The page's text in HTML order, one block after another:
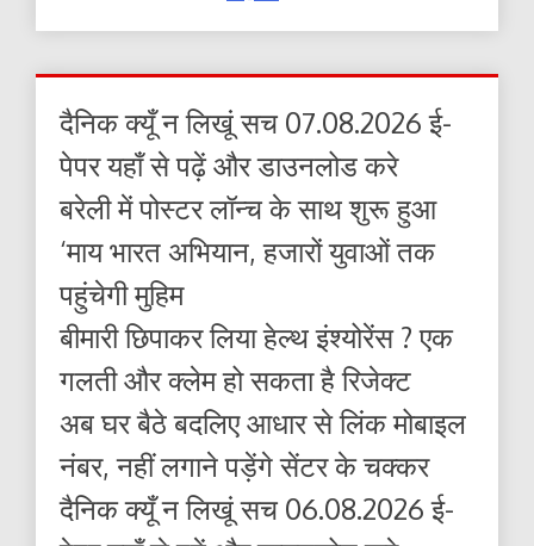
दैनिक क्यूँ न लिखूं सच 07.08.2026 ई-
पेपर यहाँ से पढ़ें और डाउनलोड करे
बरेली में पोस्टर लॉन्च के साथ शुरू हुआ
‘माय भारत अभियान, हजारों युवाओं तक
पहुंचेगी मुहिम
बीमारी छिपाकर लिया हेल्थ इंश्योरेंस ? एक
गलती और क्लेम हो सकता है रिजेक्ट
अब घर बैठे बदलिए आधार से लिंक मोबाइल
नंबर, नहीं लगाने पड़ेंगे सेंटर के चक्कर
दैनिक क्यूँ न लिखूं सच 06.08.2026 ई-